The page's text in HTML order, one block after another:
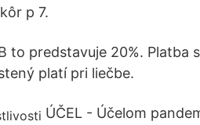
p 7.
to predstavuje 20%. Platba
platí pri liečbe.
ÚČEL - Účelom